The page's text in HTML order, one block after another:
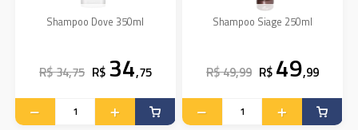
Shampoo Dove 350ml
R$ 34,75 R$ 34,75
Shampoo Siage 250ml
R$ 49,99 R$ 49,99